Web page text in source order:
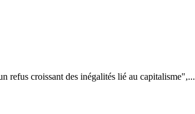
croissant des inégalités lié au capitalisme",...